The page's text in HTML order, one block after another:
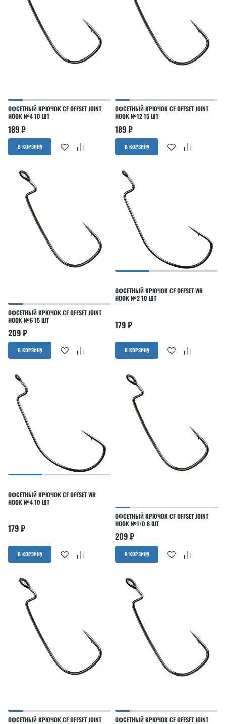
ОФСЕТНЫЙ КРЮЧОК CF OFFSET JOINT
HOOK №4 10 ШТ
189₽
В КОРЗИНУ
ОФСЕТНЫЙ КРЮЧОК CF OFFSET JOINT
HOOK №12 15 ШТ
189₽
В КОРЗИНУ
ОФСЕТНЫЙ КРЮЧОК CF OFFSET JOINT
HOOK №6 15 ШТ
209₽
В КОРЗИНУ
ОФСЕТНЫЙ КРЮЧОК CF OFFSET WR
HOOK №2 10 ШТ
179₽
В КОРЗИНУ
ОФСЕТНЫЙ КРЮЧОК CF OFFSET WR
HOOK №4 10 ШТ
179₽
В КОРЗИНУ
ОФСЕТНЫЙ КРЮЧОК CF OFFSET JOINT
HOOK №1/0 8 ШТ
209₽
В КОРЗИНУ
ОФСЕТНЫЙ КРЮЧОК CF OFFSET JOINT
ОФСЕТНЫЙ КРЮЧОК CF OFFSET JOINT